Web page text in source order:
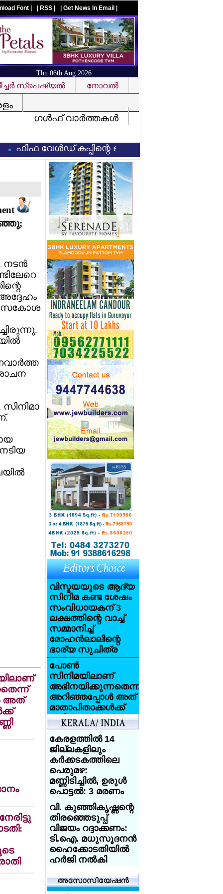
Font | | RSS | | Get News In Email |
Thu 06th Aug 2026
സ്‌പെഷ്യല്‍
നോവല്‍
ഗള്‍ഫ് വാര്‍ത്തകള്‍
ഫിഫ വേള്‍ഡ് കപ്പിന്റെ ഓഹരി വില്‍ക്കാനുള്ള നീക്കം
നടന്‍
അത്
വിസ്മയയുടെ ആദ്യ
സിനിമ കണ്ട ശേഷം
സംവിധായകന് 3
ലക്ഷത്തിന്റെ വാച്ച്
സമ്മാനിച്ച്
മോഹന്‍ലാലിന്റെ
ഭാര്യ സുചിത്ര
പോണ്‍
സിനിമയിലാണ്
അഭിനയിക്കുന്നതെന്ന്
അറിഞ്ഞപ്പോള്‍ അത്
മാതാപിതാക്കള്‍ക്ക്
വലിയ
ആഘാതമായി:
സണ്ണി ലിയോണ്‍
ആസിഡ്
ആക്രമണത്തെ
അതിജീവിച്ച
ഇന്ത്യക്കാരിക്ക്
യുകെ
യൂണിവേഴ്‌സിറ്റിയുടെ
സ്‌കോളര്‍ഷിപ്പ്
യുകെയില്‍
പഠിക്കുകയാണോ?
18 വയസ്സായോ?
ട്രെയിന്‍ ടിക്കറ്റ് 50
ശതമാനം
ഡിസ്‌കൗണ്ട്:
കേരളത്തില്‍ 14
ജില്ലകളിലും
കര്‍ക്കടകത്തിലെ
പെരുമഴ:
മണ്ണിടിച്ചില്‍, ഉരുള്‍
പൊട്ടല്‍: 3 മരണം
വി. കുഞ്ഞികൃഷ്ണന്റെ
തിരഞ്ഞെടുപ്പ്
വിജയം റദ്ദാക്കണം:
ടി.ഐ. മധുസൂദനന്‍
ഹൈക്കോടതിയില്‍
ഹര്‍ജി നല്‍കി
ശക്തമായ കാറ്റും
മഴയും: